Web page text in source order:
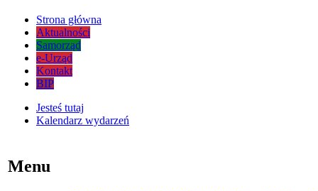
Strona główna
Aktualności
Samorząd
e-Urząd
Kontakt
BIP
Jesteś tutaj
Kalendarz wydarzeń
Menu